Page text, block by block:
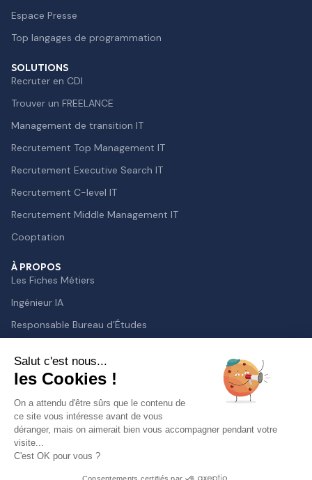
Espace Presse
Top langages de programmation
SOLUTIONS
Recruter en CDI
Trouver un FREELANCE
Management de transition IT
Recrutement Top Management IT
Recrutement Executive Search IT
Recrutement C-level IT
Recrutement Middle Management IT
Cooptation
À PROPOS
Les Fiches Métiers
Ingénieur IA
Responsable Bureau d’Études
Chief Technology Officer
Responsable de la Sécurité des Systèmes d’Information
Politique de protection des données personnelles
Salut c'est nous...
les Cookies !
On a attendu d'être sûrs que le contenu de
ce site vous intéresse avant de vous
déranger, mais on aimerait bien vous accompagner pendant votre
visite...
C'est OK pour vous ?
Consentements certifiés par